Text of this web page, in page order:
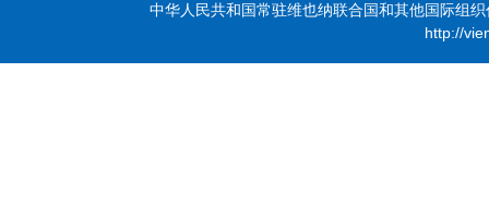
中华人民共和国常驻维也纳联合国和其他国际组
http://